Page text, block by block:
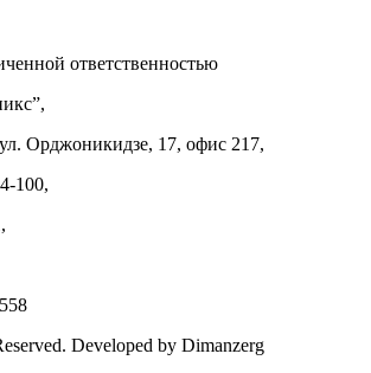
ответственностью
Орджоникидзе, 17, офис 217,
100,
Developed by Dimanzerg